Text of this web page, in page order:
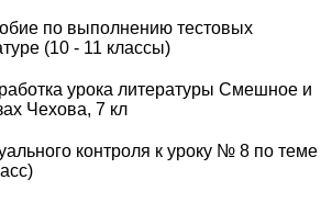
по выполнению тестовых
(10 - 11 классы)
урока литературы Смешное и
Чехова, 7 кл
контроля к уроку № 8 по теме